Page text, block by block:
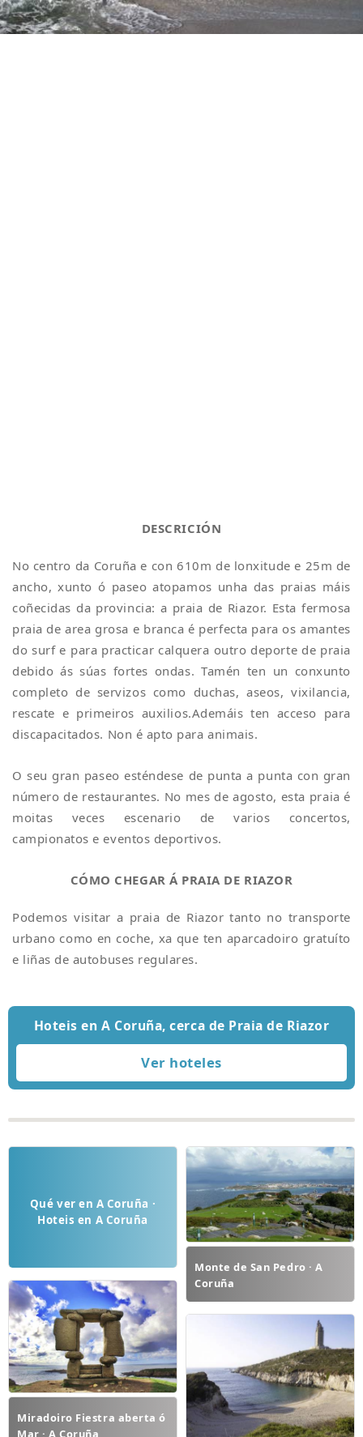
DESCRICIÓN
No centro da Coruña e con 610m de lonxitude e 25m de
ancho, xunto ó paseo atopamos unha das praias máis
coñecidas da provincia: a praia de Riazor. Esta fermosa
praia de area grosa e branca é perfecta para os amantes
do surf e para practicar calquera outro deporte de praia
debido ás súas fortes ondas. Tamén ten un conxunto
completo de servizos como duchas, aseos, vixilancia,
rescate e primeiros auxilios.Ademáis ten acceso para
discapacitados. Non é apto para animais.
O seu gran paseo esténdese de punta a punta con gran
número de restaurantes. No mes de agosto, esta praia é
moitas veces escenario de varios concertos,
campionatos e eventos deportivos.
CÓMO CHEGAR Á PRAIA DE RIAZOR
Podemos visitar a praia de Riazor tanto no transporte
urbano como en coche, xa que ten aparcadoiro gratuíto
e liñas de autobuses regulares.
Hoteis en A Coruña, cerca de Praia de Riazor
Qué ver en A Coruña ·
Hoteis en A Coruña
Monte de San Pedro · A
Coruña
Miradoiro Fiestra aberta ó